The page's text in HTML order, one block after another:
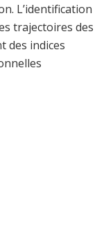
L’identification
trajectoires des
des indices